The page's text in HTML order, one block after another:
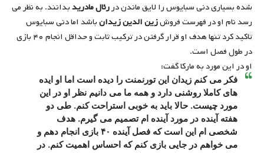
شده بسیاری دنی سبایوس را لایق ماندن دررئال مادریدبدانند. به نظر می
رسد نام او در فهرست فروشزین الدین زیدانباشد اما دنی سبایوس
تاکید کرد تنها هدف او قرار گرفتن در ترکیب ثابت و حداقل انجام ۴۰ بازی
در طول فصل است.
او در این مورد به مارکا گفت:
فکر می کنم زیدان این تورنمنت را دیده است اما او ایده
های کاملا روشنی دارد و همه ما می دانیم نظر او در این
مورد چیست. حالا باید به خوبی استراحت کنم. طی دو
هفته آینده در مورد آینده ام تصمیم می گیرم. هدف
شخصی ام این است که فصل آینده ۴۰ بازی انجام دهم و
می خواهم در جایی بازی کنم که احساس اهمیت کنم. در